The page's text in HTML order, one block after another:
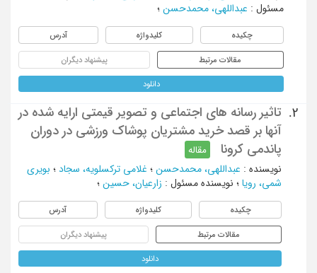
مسئول : عبداللهی، محمدحسن ؛
چکیده کلیدواژه آدرس
مقالات مرتبط پیشنهاد دیگران
دانلود
2.
تاثیر رسانه های اجتماعی و تصویر قیمتی ارایه شده در
آنها بر قصد خرید مشتریان پوشاک ورزشی در دوران
پاندمی کرونا
مقاله
نویسنده : عبداللهی، محمدحسن ؛ غلامی ترکسلویه، سجاد ؛ بویری
شمی، رویا ؛ نویسنده مسئول : زارعیان، حسین ؛
چکیده کلیدواژه آدرس
مقالات مرتبط پیشنهاد دیگران
دانلود